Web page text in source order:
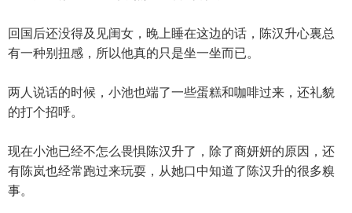
回国后还没得及见闺女，晚上睡在这边的话，陈汉升心裏总
有一种别扭感，所以他真的只是坐一坐而已。
两人说话的时候，小池也端了一些蛋糕和咖啡过来，还礼貌
的打个招呼。
现在小池已经不怎么畏惧陈汉升了，除了商妍妍的原因，还
有陈岚也经常跑过来玩耍，从她口中知道了陈汉升的很多糗
事。